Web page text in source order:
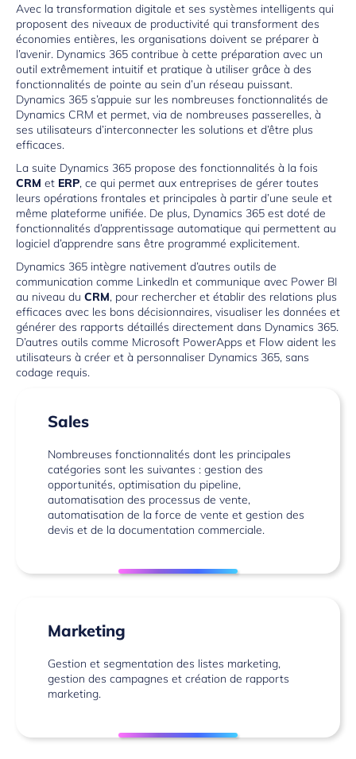
Avec la transformation digitale et ses systèmes intelligents qui
proposent des niveaux de productivité qui transforment des
économies entières, les organisations doivent se préparer à
l’avenir. Dynamics 365 contribue à cette préparation avec un
outil extrêmement intuitif et pratique à utiliser grâce à des
fonctionnalités de pointe au sein d’un réseau puissant.
Dynamics 365 s’appuie sur les nombreuses fonctionnalités de
Dynamics CRM et permet, via de nombreuses passerelles, à
ses utilisateurs d’interconnecter les solutions et d’être plus
efficaces.
La suite Dynamics 365 propose des fonctionnalités à la fois
CRM et ERP, ce qui permet aux entreprises de gérer toutes
leurs opérations frontales et principales à partir d’une seule et
même plateforme unifiée. De plus, Dynamics 365 est doté de
fonctionnalités d’apprentissage automatique qui permettent au
logiciel d’apprendre sans être programmé explicitement.
Dynamics 365 intègre nativement d’autres outils de
communication comme LinkedIn et communique avec Power BI
au niveau du CRM, pour rechercher et établir des relations plus
efficaces avec les bons décisionnaires, visualiser les données et
générer des rapports détaillés directement dans Dynamics 365.
D’autres outils comme Microsoft PowerApps et Flow aident les
utilisateurs à créer et à personnaliser Dynamics 365, sans
codage requis.
Sales
Nombreuses fonctionnalités dont les principales
catégories sont les suivantes : gestion des
opportunités, optimisation du pipeline,
automatisation des processus de vente,
automatisation de la force de vente et gestion des
devis et de la documentation commerciale.
Marketing
Gestion et segmentation des listes marketing,
gestion des campagnes et création de rapports
marketing.